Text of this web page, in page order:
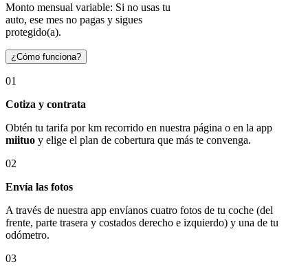
Monto mensual variable: Si no usas tu
auto, ese mes no pagas y sigues
protegido(a).
¿Cómo funciona?
01
Cotiza y contrata
Obtén tu tarifa por km recorrido en nuestra página o en la app
miituo y elige el plan de cobertura que más te convenga.
02
Envía las fotos
A través de nuestra app envíanos cuatro fotos de tu coche (del
frente, parte trasera y costados derecho e izquierdo) y una de tu
odómetro.
03